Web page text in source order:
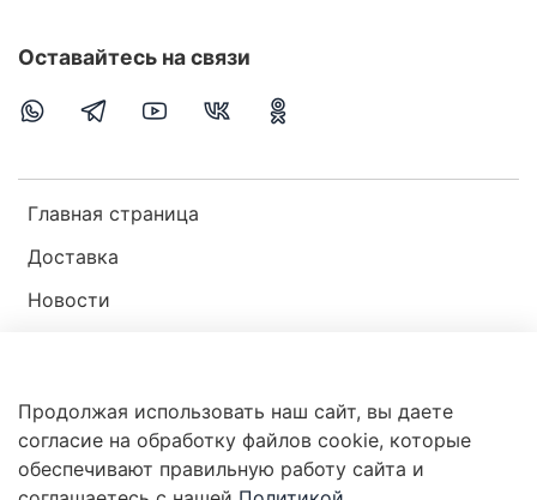
Главная страница
Доставка
Новости
Политика конфиденциальности
Оставайтесь на связи
Продолжая использовать наш сайт, вы даете
согласие на обработку файлов cookie, которые
обеспечивают правильную работу сайта и